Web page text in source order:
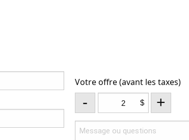
Votre offre (avant les taxes)
- $ +